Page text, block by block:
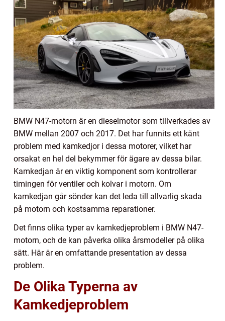
BMW N47-motorn är en dieselmotor som tillverkades av
BMW mellan 2007 och 2017. Det har funnits ett känt
problem med kamkedjor i dessa motorer, vilket har
orsakat en hel del bekymmer för ägare av dessa bilar.
Kamkedjan är en viktig komponent som kontrollerar
timingen för ventiler och kolvar i motorn. Om
kamkedjan går sönder kan det leda till allvarlig skada
på motorn och kostsamma reparationer.
Det finns olika typer av kamkedjeproblem i BMW N47-
motorn, och de kan påverka olika årsmodeller på olika
sätt. Här är en omfattande presentation av dessa
problem.
De Olika Typerna av
Kamkedjeproblem